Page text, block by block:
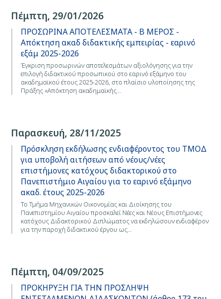
Πέμπτη, 29/01/2026
ΠΡΟΣΩΡΙΝΑ ΑΠΟΤΕΛΕΣΜΑΤΑ - Β ΜΕΡΟΣ -
Απόκτηση ακαδ διδακτικής εμπειρίας - εαρινό
εξάμ 2025-2026
Έγκριση προσωρινών αποτελεσμάτων αξιολόγησης για την
επιλογή διδακτικού προσωπικού στο εαρινό εξάμηνο του
ακαδημαϊκού έτους 2025-2026, στo πλαίσιο υλοποίησης της
Πράξης «Απόκτηση ακαδημαϊκής…
Παρασκευή, 28/11/2025
Πρόσκληση εκδήλωσης ενδιαφέροντος του ΤΜΟΔ
για υποβολή αιτήσεων από νέους/νέες
επιστήμονες κατόχους διδακτορικού στο
Πανεπιστήμιο Αιγαίου για το εαρινό εξάμηνο
ακαδ. έτους 2025-2026
Το Τμήμα Μηχανικών Οικονομίας και Διοίκησης του
Πανεπιστημίου Αιγαίου προσκαλεί Νέες και Νέους Επιστήμονες
κατόχους Διδακτορικού Διπλώματος να εκδηλώσουν ενδιαφέρον
για την παροχή διδακτικού έργου ως…
Πέμπτη, 04/09/2025
ΠΡΟΚΗΡΥΞΗ ΓΙΑ ΤΗΝ ΠΡΟΣΛΗΨΗ